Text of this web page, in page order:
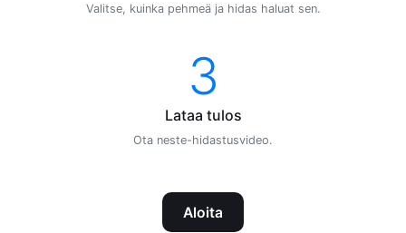
Valitse, kuinka pehmeä ja hidas haluat sen.
3
Lataa tulos
Ota neste-hidastusvideo.
Aloita